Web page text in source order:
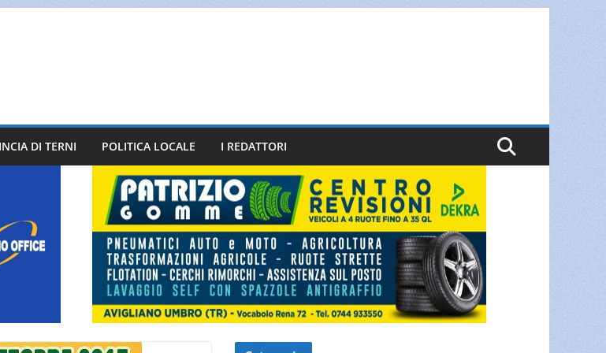
DI TERNI POLITICA LOCALE I REDATTORI